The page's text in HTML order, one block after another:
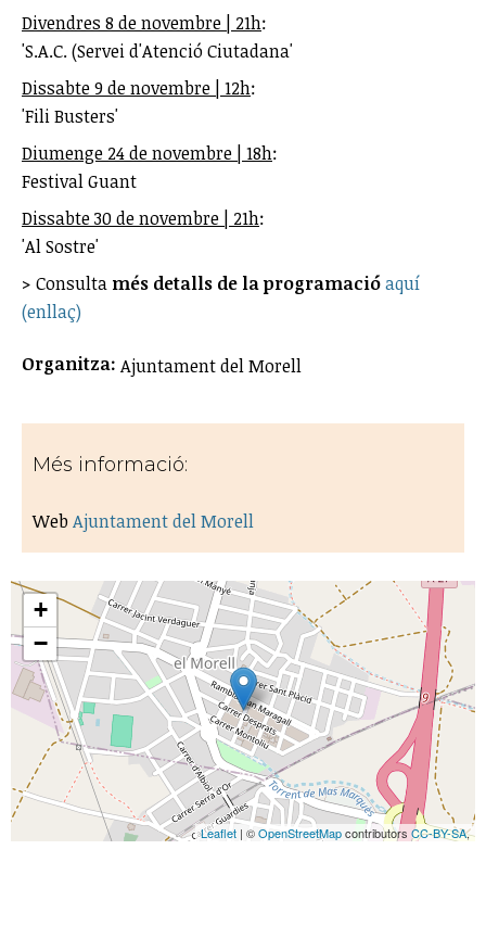
Divendres 8 de novembre | 21h:
'S.A.C. (Servei d'Atenció Ciutadana'
Dissabte 9 de novembre | 12h:
'Fili Busters'
Diumenge 24 de novembre | 18h:
Festival Guant
Dissabte 30 de novembre | 21h:
'Al Sostre'
> Consulta més detalls de la programacióaquí
(enllaç)
Organitza: Ajuntament del Morell
Més informació:
WebAjuntament del Morell
+
−
Leaflet | ©OpenStreetMapcontributors CC-BY-SA,